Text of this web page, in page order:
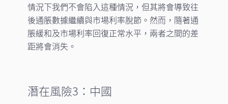
情況下我們不會陷入這種情況，但其將會導致往
後通脹數據繼續與市場利率脫節。然而，隨著通
脹緩和及市場利率回復正常水平，兩者之間的差
距將會消失。
潛在風險3：中國